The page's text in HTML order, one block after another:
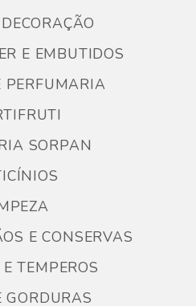
E EMBUTIDOS
PERFUMARIA
SORPAN
E CONSERVAS
TEMPEROS
GORDURAS